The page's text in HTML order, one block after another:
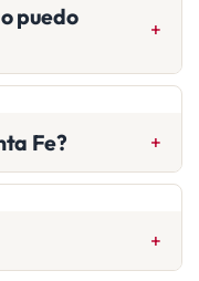
puedo
Fe?